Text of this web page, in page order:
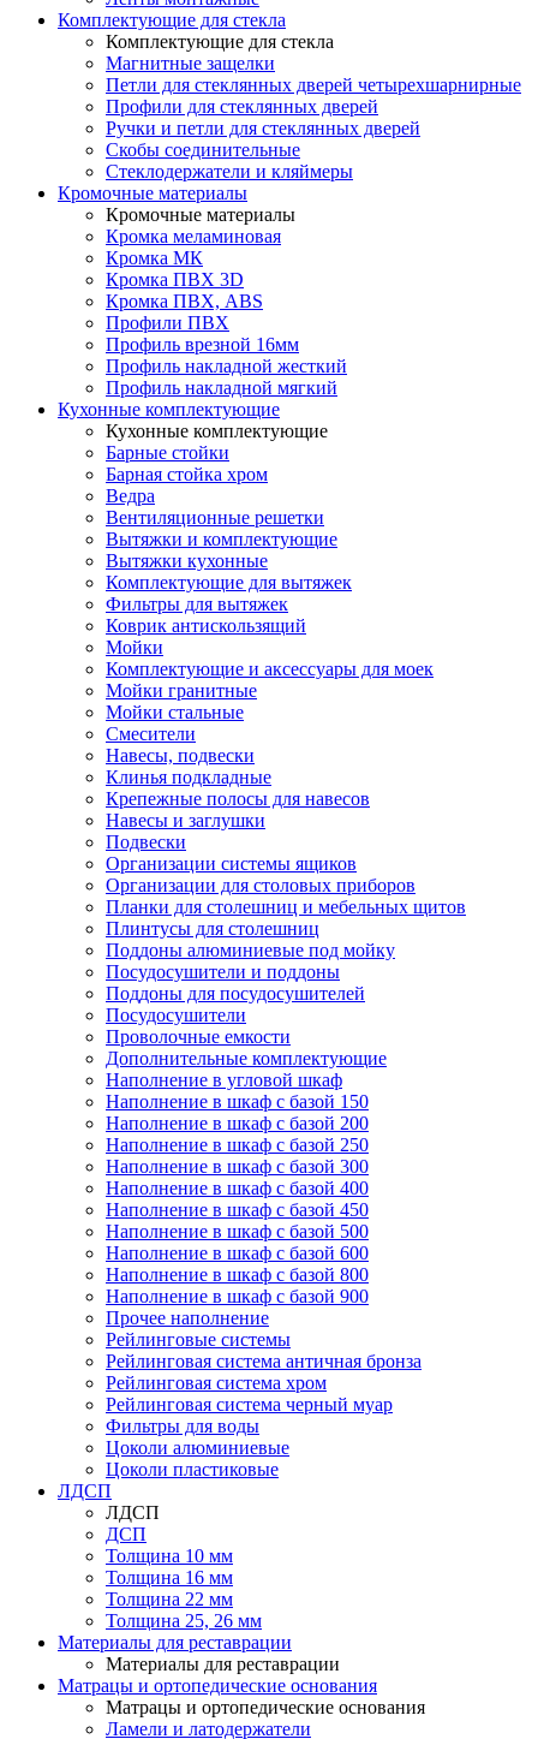
Комплектующие для стекла
Комплектующие для стекла
Магнитные защелки
Петли для стеклянных дверей четырехшарнирные
Профили для стеклянных дверей
Ручки и петли для стеклянных дверей
Скобы соединительные
Стеклодержатели и кляймеры
Кромочные материалы
Кромочные материалы
Кромка меламиновая
Кромка МК
Кромка ПВХ 3D
Кромка ПВХ, ABS
Профили ПВХ
Профиль врезной 16мм
Профиль накладной жесткий
Профиль накладной мягкий
Кухонные комплектующие
Кухонные комплектующие
Барные стойки
Барная стойка хром
Ведра
Вентиляционные решетки
Вытяжки и комплектующие
Вытяжки кухонные
Комплектующие для вытяжек
Фильтры для вытяжек
Коврик антискользящий
Мойки
Комплектующие и аксессуары для моек
Мойки гранитные
Мойки стальные
Смесители
Навесы, подвески
Клинья подкладные
Крепежные полосы для навесов
Навесы и заглушки
Подвески
Организации системы ящиков
Организации для столовых приборов
Планки для столешниц и мебельных щитов
Плинтусы для столешниц
Поддоны алюминиевые под мойку
Посудосушители и поддоны
Поддоны для посудосушителей
Посудосушители
Проволочные емкости
Дополнительные комплектующие
Наполнение в угловой шкаф
Наполнение в шкаф с базой 150
Наполнение в шкаф с базой 200
Наполнение в шкаф с базой 250
Наполнение в шкаф с базой 300
Наполнение в шкаф с базой 400
Наполнение в шкаф с базой 450
Наполнение в шкаф с базой 500
Наполнение в шкаф с базой 600
Наполнение в шкаф с базой 800
Наполнение в шкаф с базой 900
Прочее наполнение
Рейлинговые системы
Рейлинговая система античная бронза
Рейлинговая система хром
Рейлинговая система черный муар
Фильтры для воды
Цоколи алюминиевые
Цоколи пластиковые
ЛДСП
ЛДСП
ДСП
Толщина 10 мм
Толщина 16 мм
Толщина 22 мм
Толщина 25, 26 мм
Материалы для реставрации
Материалы для реставрации
Матрацы и ортопедические основания
Матрацы и ортопедические основания
Ламели и латодержатели